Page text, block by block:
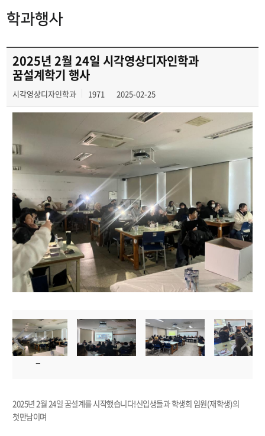
학과행사
2025년 2월 24일 시각영상디자인학과
꿈설계학기 행사
시각영상디자인학과 1971 2025-02-25
2025년 2월 24일 꿈설계를 시작했습니다!신입생들과 학생회 임원(재학생)의
첫만남이며